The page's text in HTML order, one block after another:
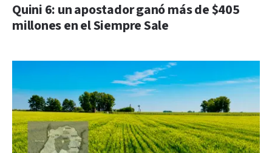
Quini 6: un apostador ganó más de $405
millones en el Siempre Sale